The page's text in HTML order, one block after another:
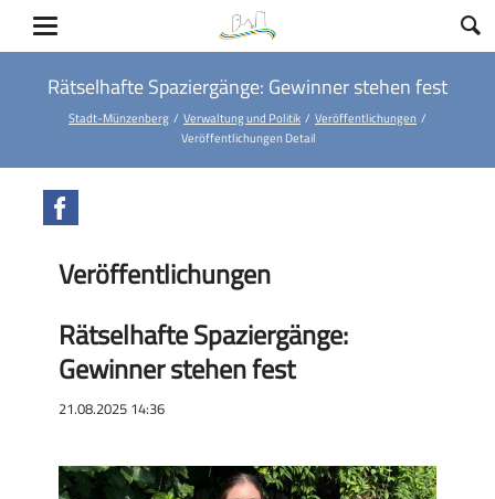
Rätselhafte Spaziergänge: Gewinner stehen fest
Stadt-Münzenberg Verwaltung und Politik
Veröffentlichungen
Veröffentlichungen Detail
Veröffentlichungen
Rätselhafte Spaziergänge:
Gewinner stehen fest
21.08.2025 14:36